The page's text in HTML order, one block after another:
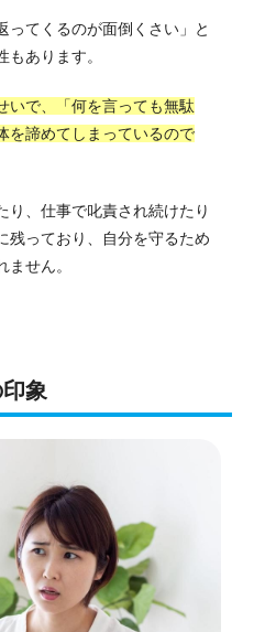
ってくるのが面倒くさい」と
あります。
いで、「何を言っても無駄
を諦めてしまっているので
り、仕事で叱責され続けたり
残っており、自分を守るため
せん。
象